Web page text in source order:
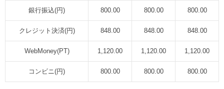
銀行振込(円) 800.00 800.00 800.00
クレジット決済(円) 848.00 848.00 848.00
WebMoney(PT) 1,120.00 1,120.00 1,120.00
コンビニ(円) 800.00 800.00 800.00